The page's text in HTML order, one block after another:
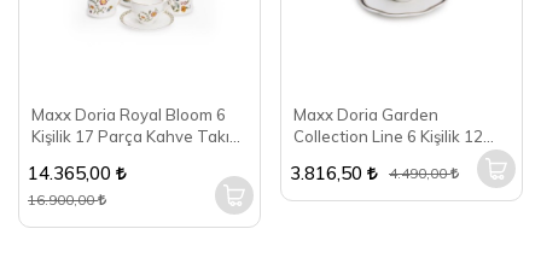
Maxx Doria Royal Bloom 6
Kişilik 17 Parça Kahve Takımı
14.365,00
16.900,00
Maxx Doria Garden
Collection Line 6 Kişilik 12
Parça Kahve Fincan Takımı
PA2134
3.816,50 4.490,00